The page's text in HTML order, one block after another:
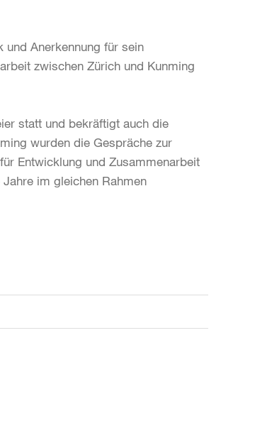
und Anerkennung für sein
zwischen Zürich und Kunming
statt und bekräftigt auch die
wurden die Gespräche zur
Entwicklung und Zusammenarbeit
im gleichen Rahmen